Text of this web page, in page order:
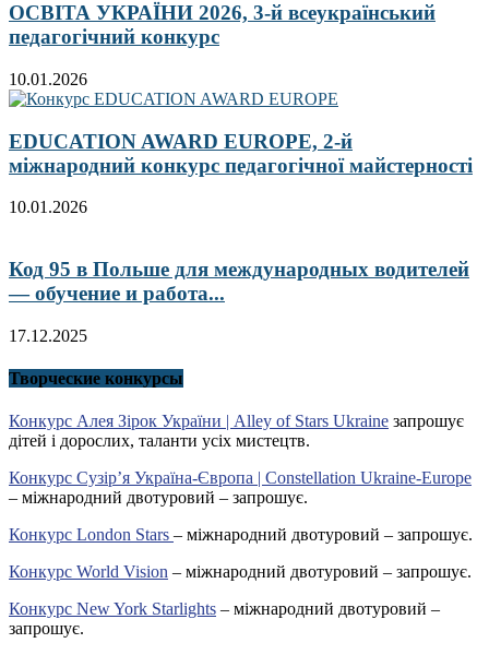
ОСВІТА УКРАЇНИ 2026, 3-й всеукраїнський
педагогічний конкурс
10.01.2026
EDUCATION AWARD EUROPE, 2-й
міжнародний конкурс педагогічної майстерності
10.01.2026
Код 95 в Польше для международных водителей
— обучение и работа...
17.12.2025
Творческие конкурсы
Конкурс Алея Зірок України | Alley of Stars Ukraine запрошує
дітей і дорослих, таланти усіх мистецтв.
Конкурс Сузір’я Україна-Європа | Constellation Ukraine-Europe
– міжнародний двотуровий – запрошує.
Конкурс London Stars – міжнародний двотуровий – запрошує.
Конкурс World Vision – міжнародний двотуровий – запрошує.
Конкурс New York Starlights – міжнародний двотуровий –
запрошує.